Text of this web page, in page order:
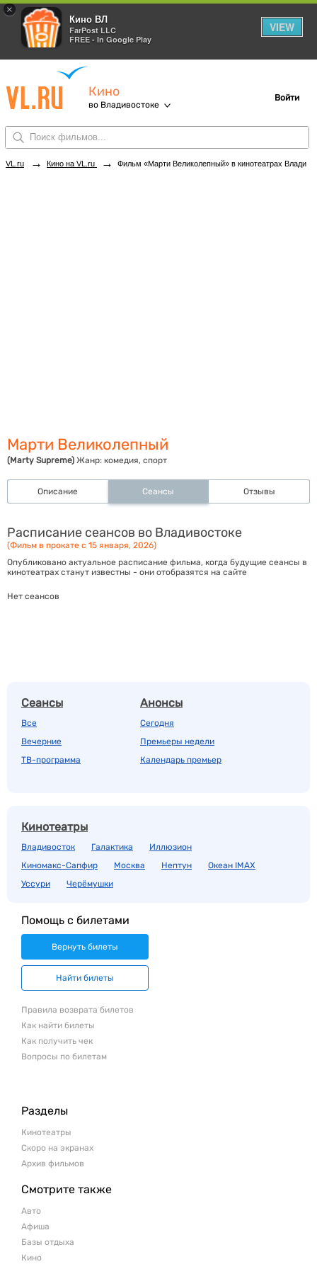
×
Кино ВЛ
FarPost LLC
FREE - In Google Play
VIEW
Кино
во Владивостоке
Войти
VL.ru → Кино на VL.ru → Фильм «Марти Великолепный» в кинотеатрах Владивостока. Купить билеты!
Марти Великолепный
(Marty Supreme) Жанр: комедия, спорт
Описание Сеансы Отзывы
Расписание сеансов во Владивостоке
(Фильм в прокате с 15 января, 2026)
Опубликовано актуальное расписание фильма, когда будущие сеансы в
кинотеатрах станут известны - они отобразятся на сайте
Нет сеансов
Сеансы
Все
Вечерние
ТВ-программа
Анонсы
Сегодня
Премьеры недели
Календарь премьер
Кинотеатры
Владивосток Галактика
Иллюзион
Киномакс-Сапфир
Москва Нептун
Океан IMAX
Уссури
Черёмушки
Помощь с билетами
Вернуть билеты
Найти билеты
Правила возврата билетов
Как найти билеты
Как получить чек
Вопросы по билетам
Разделы
Кинотеатры
Скоро на экранах
Архив фильмов
Смотрите также
Авто
Афиша
Базы отдыха
Кино